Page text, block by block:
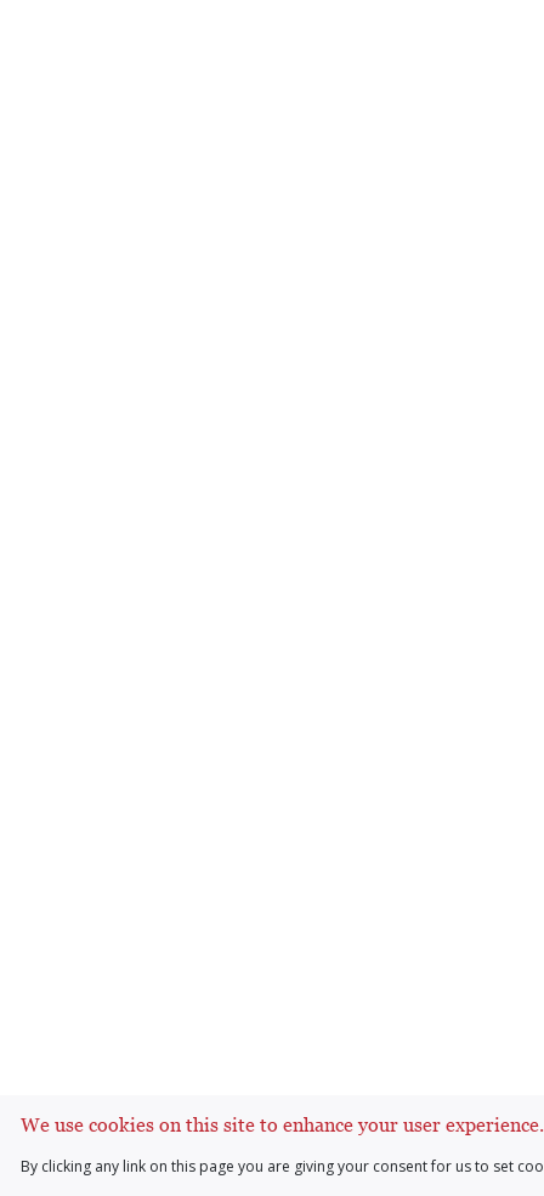
We use cookies on this site to enhance your user experience.
By clicking any link on this page you are giving your consent for us to set